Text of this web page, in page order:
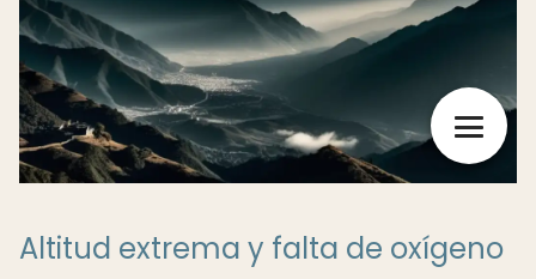
Altitud extrema y falta de oxígeno